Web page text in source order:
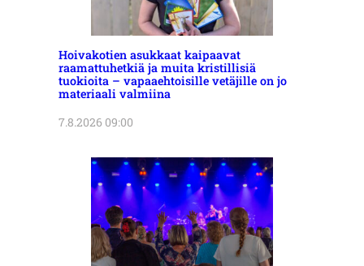
Hoivakotien asukkaat kaipaavat
raamattuhetkiä ja muita kristillisiä
tuokioita – vapaaehtoisille vetäjille on jo
materiaali valmiina
7.8.2026 09:00